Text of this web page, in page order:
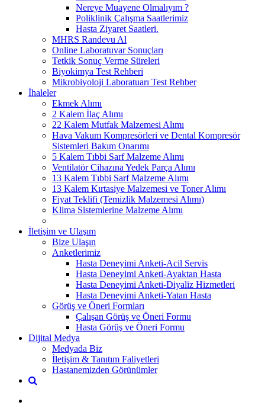
Nereye Muayene Olmalıyım ?
Poliklinik Çalışma Saatlerimiz
Hasta Ziyaret Saatleri.
MHRS Randevu Al
Online Laboratuvar Sonuçları
Tetkik Sonuç Verme Süreleri
Biyokimya Test Rehberi
Mikrobiyoloji Laboratuarı Test Rehber
İhaleler
Ekmek Alımı
2 Kalem İlaç Alımı
22 Kalem Mutfak Malzemesi Alımı
Hava Vakum Kompresörleri ve Dental Kompresör
Sistemleri Bakım Onarımı
5 Kalem Tıbbi Sarf Malzeme Alımı
Ventilatör Cihazına Yedek Parça Alımı
13 Kalem Tıbbi Sarf Malzeme Alımı
13 Kalem Kırtasiye Malzemesi ve Toner Alımı
Fiyat Teklifi (Temizlik Malzemesi Alımı)
Klima Sistemlerine Malzeme Alımı
İletişim ve Ulaşım
Bize Ulaşın
Anketlerimiz
Hasta Deneyimi Anketi-Acil Servis
Hasta Deneyimi Anketi-Ayaktan Hasta
Hasta Deneyimi Anketi-Diyaliz Hizmetleri
Hasta Deneyimi Anketi-Yatan Hasta
Görüş ve Öneri Formları
Çalışan Görüş ve Öneri Formu
Hasta Görüş ve Öneri Formu
Dijital Medya
Medyada Biz
İletişim & Tanıtım Faliyetleri
Hastanemizden Görünümler